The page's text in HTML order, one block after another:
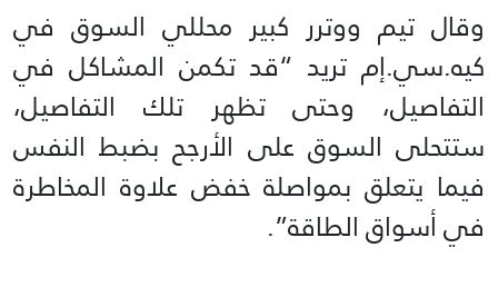
وقال تيم ووترر كبير محللي السوق في
كيه.سي.إم تريد “قد تكمن المشاكل ‌في
التفاصيل، وحتى تظهر تلك التفاصيل،
ستتحلى السوق على الأرجح بضبط النفس
فيما يتعلق بمواصلة خفض علاوة المخاطرة
في أسواق الطاقة”.